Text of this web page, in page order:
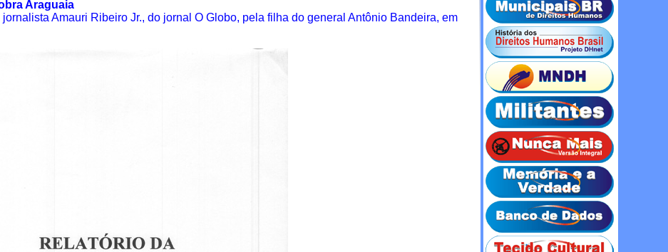
Araguaia
Amauri Ribeiro Jr., do jornal O Globo, pela filha do general Antônio Bandeira, em